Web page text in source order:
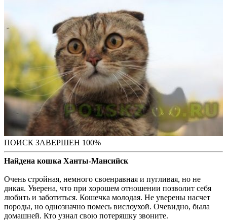
ПОИСК ЗАВЕРШЕН 100%
Найдена кошка Ханты-Мансийск
Очень стройная, немного своенравная и пугливая, но не
дикая. Уверена, что при хорошем отношении позволит себя
любить и заботиться. Кошечка молодая. Не уверены насчет
породы, но однозначно помесь вислоухой. Очевидно, была
домашней. Кто узнал свою потеряшку звоните.